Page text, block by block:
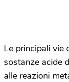
Le principali vie
sostanze acide
alle reazioni